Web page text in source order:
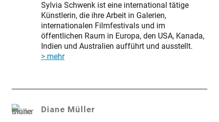
Sylvia Schwenk ist eine international tätige
Künstlerin, die ihre Arbeit in Galerien,
internationalen Filmfestivals und im
öffentlichen Raum in Europa, den USA, Kanada,
Indien und Australien aufführt und ausstellt.
> mehr
Diane Müller